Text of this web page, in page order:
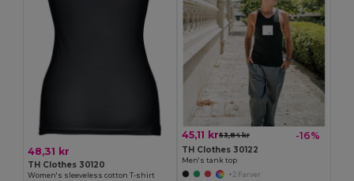
48,31 kr
TH Clothes 30120
Women's sleeveless cotton T-shirt
45,11 kr53,84 kr -16%
TH Clothes 30122
Men's tank top
+2 Farver